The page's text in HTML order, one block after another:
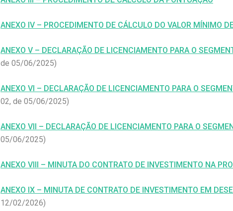
ANEXO IV – PROCEDIMENTO DE CÁLCULO DO VALOR MÍNIMO
ANEXO V – DECLARAÇÃO DE LICENCIAMENTO PARA O
de 05/06/2025)
ANEXO VI – DECLARAÇÃO DE LICENCIAMENTO PARA O
02, de 05/06/2025)
ANEXO VII – DECLARAÇÃO DE LICENCIAMENTO PARA O
05/06/2025)
ANEXO VIII – MINUTA DO CONTRATO DE INVESTIMENTO NA
ANEXO IX – MINUTA DE CONTRATO DE INVESTIMENTO EM
12/02/2026)